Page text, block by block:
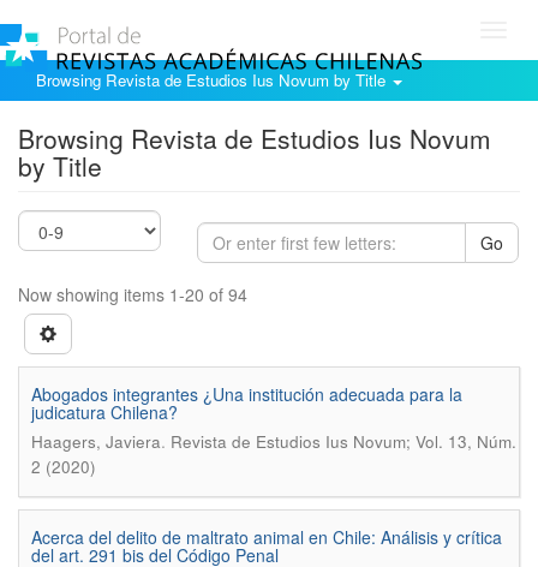
Browsing Revista de Estudios Ius Novum by Title
Browsing Revista de Estudios Ius Novum
by Title
Go
Now showing items 1-20 of 94
Abogados integrantes ¿Una institución adecuada para la
judicatura Chilena?
Haagers, Javiera. Revista de Estudios Ius Novum; Vol. 13, Núm.
2 (2020)
Acerca del delito de maltrato animal en Chile: Análisis y crítica
del art. 291 bis del Código Penal